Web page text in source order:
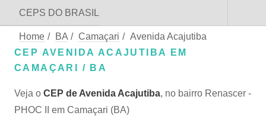
CEPS DO BRASIL
Home / BA / Camaçari / Avenida Acajutiba
CEP AVENIDA ACAJUTIBA EM
CAMAÇARI / BA
Veja o CEP de Avenida Acajutiba, no bairro Renascer -
PHOC II em Camaçari (BA)